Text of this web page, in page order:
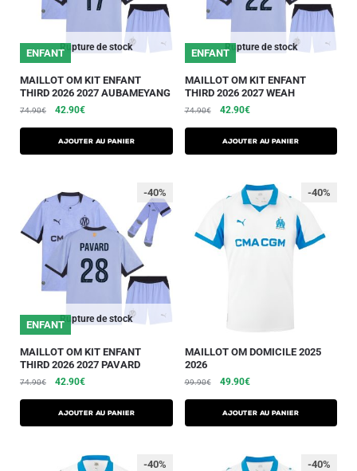
Rupture de stock
ENFANT
MAILLOT OM KIT ENFANT
THIRD 2026 2027 AUBAMEYANG
74.90€ 42.90€
AJOUTER AU PANIER
Rupture de stock
ENFANT
MAILLOT OM KIT ENFANT
THIRD 2026 2027 WEAH
74.90€ 42.90€
AJOUTER AU PANIER
Rupture de stock
ENFANT
-40%
MAILLOT OM KIT ENFANT
THIRD 2026 2027 PAVARD
74.90€ 42.90€
AJOUTER AU PANIER
-40%
MAILLOT OM DOMICILE 2025
2026
99.90€ 49.90€
AJOUTER AU PANIER
-40% -40%